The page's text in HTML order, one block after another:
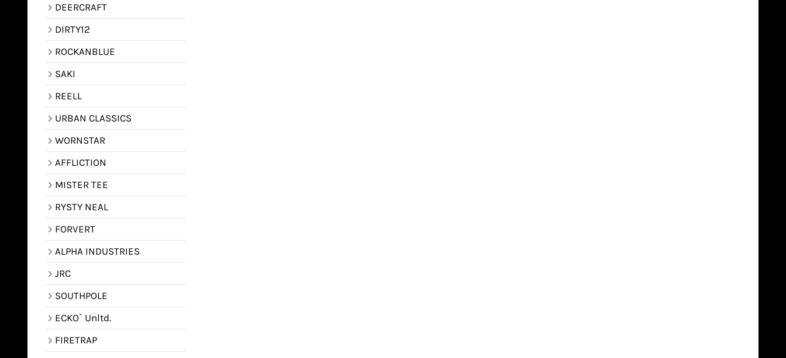
DEERCRAFT
DIRTY12
ROCKANBLUE
SAKI
REELL
URBAN CLASSICS
WORNSTAR
AFFLICTION
MISTER TEE
RYSTY NEAL
FORVERT
ALPHA INDUSTRIES
JRC
SOUTHPOLE
ECKO` Unltd.
FIRETRAP